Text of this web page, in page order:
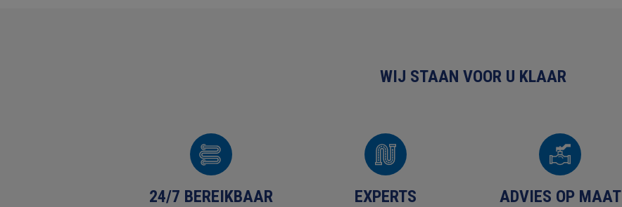
WIJ STAAN VOOR U KLAAR
24/7 BEREIKBAAR EXPERTS ADVIES OP MAAT